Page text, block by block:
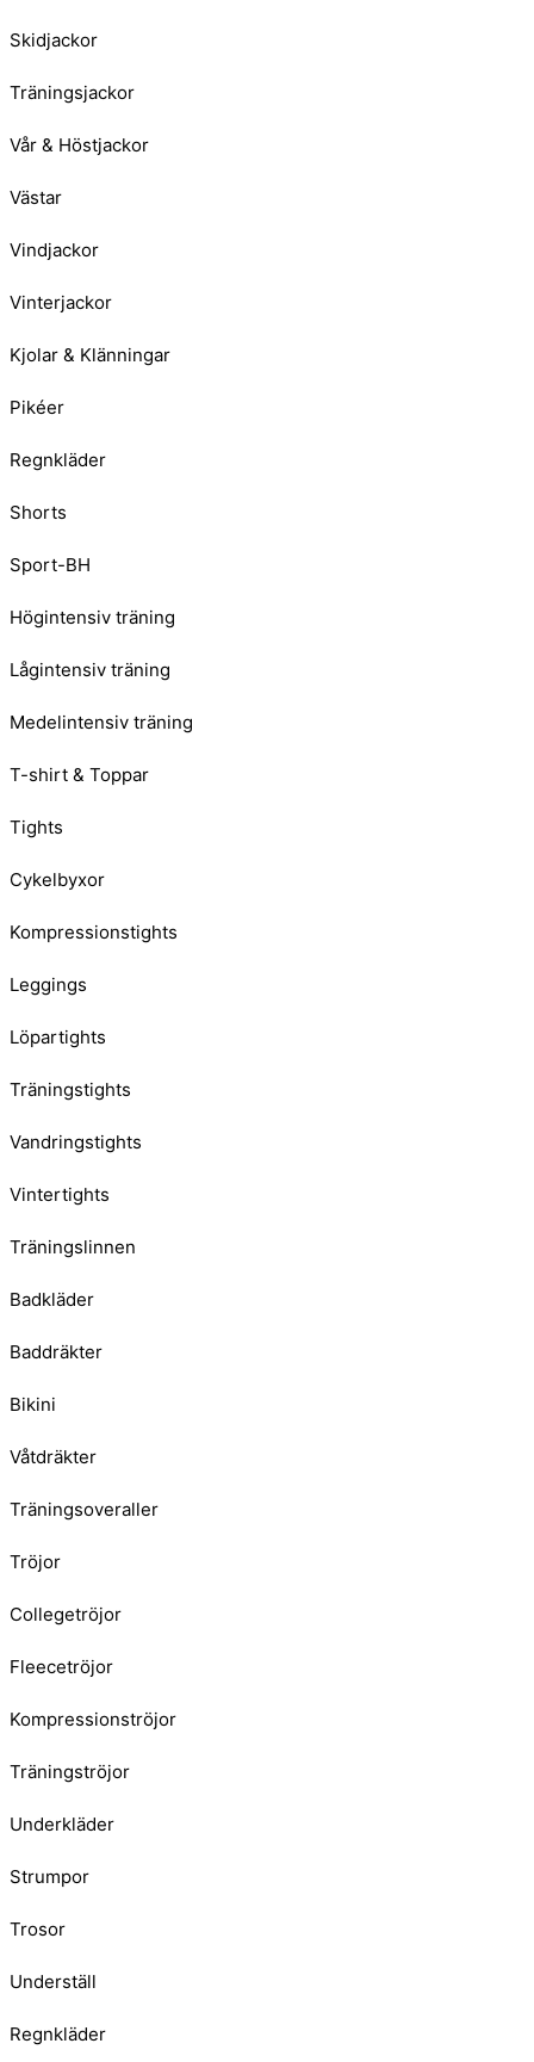
Skidjackor
Träningsjackor
Vår & Höstjackor
Västar
Vindjackor
Vinterjackor
Kjolar & Klänningar
Pikéer
Regnkläder
Shorts
Sport-BH
Högintensiv träning
Lågintensiv träning
Medelintensiv träning
T-shirt & Toppar
Tights
Cykelbyxor
Kompressionstights
Leggings
Löpartights
Träningstights
Vandringstights
Vintertights
Träningslinnen
Badkläder
Baddräkter
Bikini
Våtdräkter
Träningsoveraller
Tröjor
Collegetröjor
Fleecetröjor
Kompressionströjor
Träningströjor
Underkläder
Strumpor
Trosor
Underställ
Regnkläder